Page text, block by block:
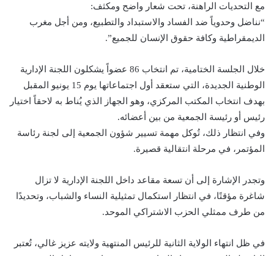
مع التحديات الراهنة، تحت شعار واضح ومكثف:
“نناضل وحدوياً ضد الفساد والاستبداد والتطبيع، ومن أجل مغرب
الديمقراطية وكافة حقوق الإنسان للجميع”.
خلال الجلسة الختامية، تم انتخاب 86 عضواً يشكلون اللجنة الإدارية
الوطنية الجديدة، التي ستعقد أول اجتماعاتها يوم 15 يونيو المقبل
بهدف انتخاب المكتب المركزي، وهو الجهاز الذي يُناط به لاحقاً اختيار
رئيس أو رئيسة الجمعية من بين أعضائه.
وفي انتظار ذلك، تُوكل مهمة تسيير شؤون الجمعية إلى لجنة رئاسة
المؤتمر، في مرحلة انتقالية قصيرة.
وتجدر الإشارة إلى أن تسعة مقاعد داخل اللجنة الإدارية لا تزال
شاغرة مؤقتًا، في انتظار استكمال تمثيلية النساء والشباب، وتحديدًا
من طرف ممثلي الحزب الاشتراكي الموحد.
في ظل انتهاء الولاية الثانية للرئيس المنتهية ولايته عزيز غالي، تُعتبر